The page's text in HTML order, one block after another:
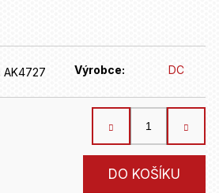
AK4727 Výrobce: DC
DO KOŠÍKU